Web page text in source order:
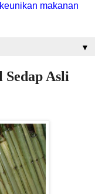
makanan
▼
Sedap Asli